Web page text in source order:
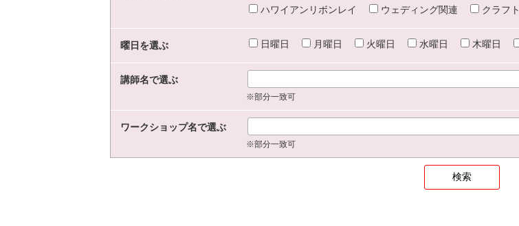
ハワイアンリボンレイ
ウェディング関連 クラフト
曜日を選ぶ 日曜日 月曜日 火曜日 水曜日 木曜日
講師名で選ぶ
※部分一致可
ワークショップ名で選ぶ
※部分一致可